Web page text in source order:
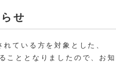
せ
ている方を対象とした、
こととなりましたので、お